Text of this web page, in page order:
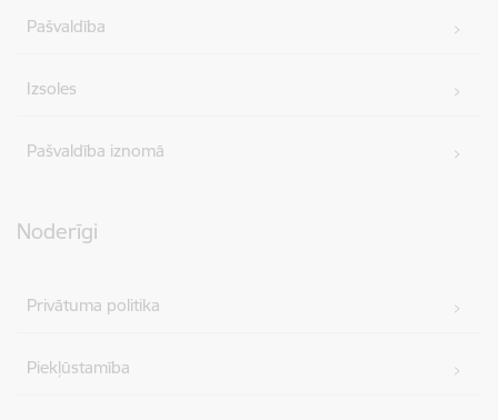
Pašvaldība
Izsoles
Pašvaldība iznomā
Noderīgi
Privātuma politika
Piekļūstamība